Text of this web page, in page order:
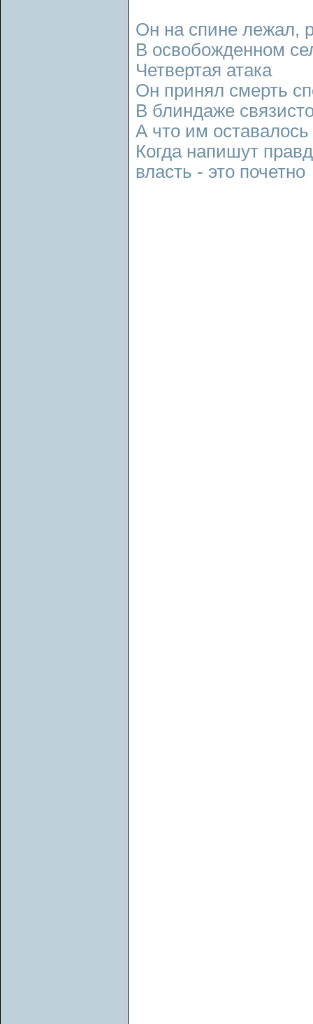
Он на спине лежал,
В освобожденном
Четвертая атака
Он принял смерть
В блиндаже
А что им оставалось
Когда напишут
власть - это почетно